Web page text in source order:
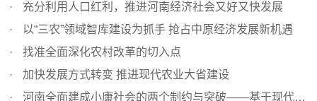
充分利用人口红利，推进河南经济社会又好又快发展
以“三农”领域智库建设为抓手 抢占中原经济发展新机遇
找准全面深化农村改革的切入点
加快发展方式转变 推进现代农业大省建设
河南全面建成小康社会的两个制约与突破——基于现代农业大...